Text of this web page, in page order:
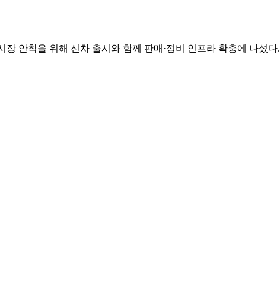
안착을 위해 신차 출시와 함께 판매·정비 인프라 확충에 나섰다.